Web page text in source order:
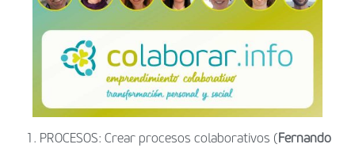
PROCESOS: Crear procesos colaborativos (Fernando